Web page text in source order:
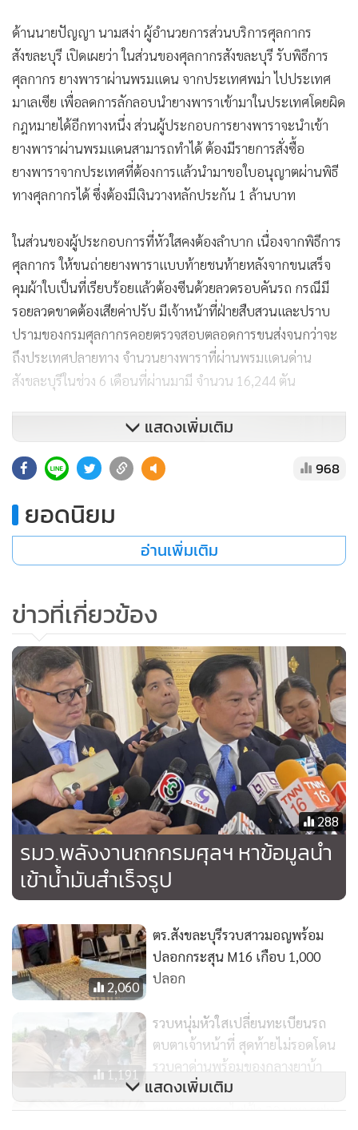
ด้านนายปัญญา นามสง่า ผู้อำนวยการส่วนบริการศุลกากร
สังขละบุรี เปิดเผยว่า ในส่วนของศุลกากรสังขละบุรี รับพิธีการ
ศุลกากร ยางพาราผ่านพรมแดน จากประเทศพม่า ไปประเทศ
มาเลเซีย เพื่อลดการลักลอบนำยางพาราเข้ามาในประเทศโดยผิด
กฎหมายได้อีกทางหนึ่ง ส่วนผู้ประกอบการยางพาราจะนำเข้า
ยางพาราผ่านพรมแดนสามารถทำได้ ต้องมีรายการสั่งซื้อ
ยางพาราจากประเทศที่ต้องการแล้วนำมาขอใบอนุญาตผ่านพิธี
ทางศุลกากรได้ ซึ่งต้องมีเงินวางหลักประกัน 1 ล้านบาท
ในส่วนของผู้ประกอบการที่หัวใสคงต้องลำบาก เนื่องจากพิธีการ
ศุลกากร ให้ขนถ่ายยางพาราแบบท้ายชนท้ายหลังจากขนเสร็จ
คุมผ้าใบเป็นที่เรียบร้อยแล้วต้องซีนด้วยลวดรอบคันรถ กรณีมี
รอยลวดขาดต้องเสียค่าปรับ มีเจ้าหน้าที่ฝ่ายสืบสวนและปราบ
ปรามของกรมศุลกากรคอยตรวจสอบตลอดการขนส่งจนกว่าจะ
ถึงประเทศปลายทาง จำนวนยางพาราที่ผ่านพรมแดนด่าน
สังขละบุรีในช่วง 6 เดือนที่ผ่านมามี จำนวน 16,244 ตัน
แสดงเพิ่มเติม
968
ยอดนิยม
อ่านเพิ่มเติม
ข่าวที่เกี่ยวข้อง
288
รมว.พลังงานถกกรมศุลฯ หาข้อมูลนำ
เข้าน้ำมันสำเร็จรูป
2,060
ตร.สังขละบุรีรวบสาวมอญพร้อม
ปลอกกระสุน M16 เกือบ 1,000
ปลอก
1,191
รวบหนุ่มหัวใสเปลี่ยนทะเบียนรถ
ตบตาเจ้าหน้าที่ สุดท้ายไม่รอดโดน
รวบคาด่านพร้อมของกลางยาบ้า
คมนาคมถกรถไฟฟ้า 20 บาท รฟท.-
แสดงเพิ่มเติม